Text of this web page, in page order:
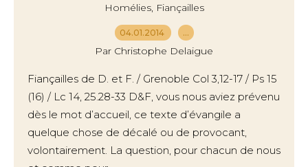
Homélies, Fiançailles
04.01.2014 …
Par Christophe Delaigue
Fiançailles de D. et F. / Grenoble Col 3,12-17 / Ps 15
(16) / Lc 14, 25.28-33 D&F, vous nous aviez prévenu
dès le mot d’accueil, ce texte d’évangile a
quelque chose de décalé ou de provocant,
volontairement. La question, pour chacun de nous